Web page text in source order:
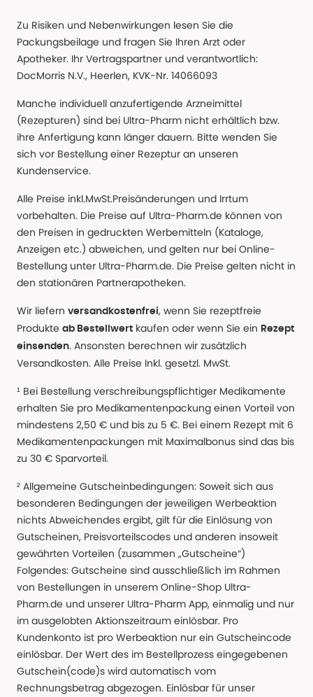
Zu Risiken und Nebenwirkungen lesen Sie die
Packungsbeilage und fragen Sie Ihren Arzt oder
Apotheker. Ihr Vertragspartner und verantwortlich:
DocMorris N.V., Heerlen, KVK-Nr. 14066093
Manche individuell anzufertigende Arzneimittel
(Rezepturen) sind bei Ultra-Pharm nicht erhältlich bzw.
ihre Anfertigung kann länger dauern. Bitte wenden Sie
sich vor Bestellung einer Rezeptur an unseren
Kundenservice.
Alle Preise inkl.MwSt.Preisänderungen und Irrtum
vorbehalten. Die Preise auf Ultra-Pharm.de können von
den Preisen in gedruckten Werbemitteln (Kataloge,
Anzeigen etc.) abweichen, und gelten nur bei Online-
Bestellung unter Ultra-Pharm.de. Die Preise gelten nicht in
den stationären Partnerapotheken.
Wir liefern versandkostenfrei, wenn Sie rezeptfreie
Produkte ab Bestellwert kaufen oder wenn Sie ein Rezept
einsenden. Ansonsten berechnen wir zusätzlich
Versandkosten. Alle Preise Inkl. gesetzl. MwSt.
¹ Bei Bestellung verschreibungspflichtiger Medikamente
erhalten Sie pro Medikamentenpackung einen Vorteil von
mindestens 2,50 € und bis zu 5 €. Bei einem Rezept mit 6
Medikamentenpackungen mit Maximalbonus sind das bis
zu 30 € Sparvorteil.
² Allgemeine Gutscheinbedingungen: Soweit sich aus
besonderen Bedingungen der jeweiligen Werbeaktion
nichts Abweichendes ergibt, gilt für die Einlösung von
Gutscheinen, Preisvorteilscodes und anderen insoweit
gewährten Vorteilen (zusammen „Gutscheine“)
Folgendes: Gutscheine sind ausschließlich im Rahmen
von Bestellungen in unserem Online-Shop Ultra-
Pharm.de und unserer Ultra-Pharm App, einmalig und nur
im ausgelobten Aktionszeitraum einlösbar. Pro
Kundenkonto ist pro Werbeaktion nur ein Gutscheincode
einlösbar. Der Wert des im Bestellprozess eingegebenen
Gutschein(code)s wird automatisch vom
Rechnungsbetrag abgezogen. Einlösbar für unser